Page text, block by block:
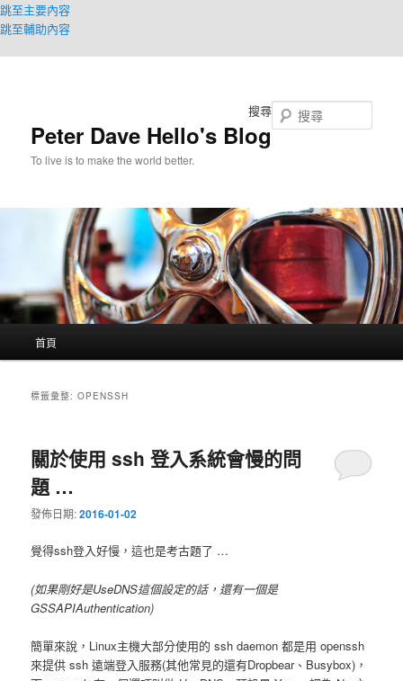
跳至主要內容
跳至輔助內容
Peter Dave Hello's Blog
To live is to make the world better.
搜尋
首頁
標籤彙整:OPENSSH
關於使用 ssh 登入系統會慢的問
題 …
發佈日期:2016-01-02
覺得ssh登入好慢，這也是考古題了 …
(如果剛好是UseDNS這個設定的話，還有一個是
GSSAPIAuthentication)
簡單來說，Linux主機大部分使用的 ssh daemon 都是用 openssh
來提供 ssh 遠端登入服務(其他常見的還有Dropbear、Busybox)，